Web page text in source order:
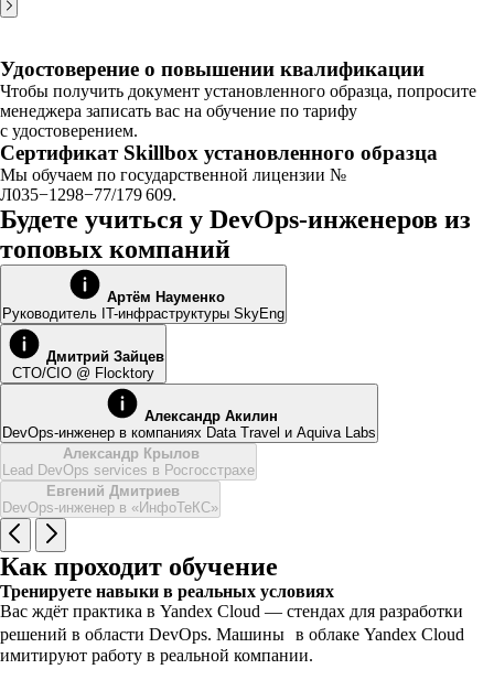
Удостоверение о повышении квалификации
Чтобы получить документ установленного образца, попросите
менеджера записать вас на обучение по тарифу
с удостоверением.
Сертификат Skillbox установленного образца
Мы обучаем по государственной лицензии №
Л035−1298−77/179 609.
Будете учиться у DevOps-инженеров из
топовых компаний
Артём Науменко
Руководитель IT-инфраструктуры SkyEng
Дмитрий Зайцев
CTO/CIO @ Flocktory
Александр Акилин
DevOps-инженер в компаниях Data Travel и Aquiva Labs
Александр Крылов
Lead DevOps services в Росгосстрахе
Евгений Дмитриев
DevOps-инженер в «ИнфоТеКС»
Как проходит обучение
Тренируете навыки в реальных условиях
Вас ждёт практика в Yandex Cloud — стендах для разработки
решений в области DevOps. Машины в облаке Yandex Cloud
имитируют работу в реальной компании.